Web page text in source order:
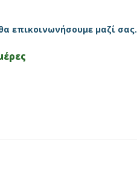
επικοινωνήσουμε μαζί σας.